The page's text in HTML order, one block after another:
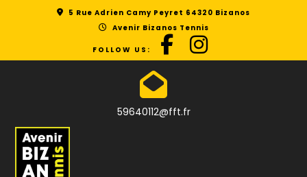
5 Rue Adrien Camy Peyret 64320 Bizanos
Avenir Bizanos Tennis
FOLLOW US:
59640112@fft.fr